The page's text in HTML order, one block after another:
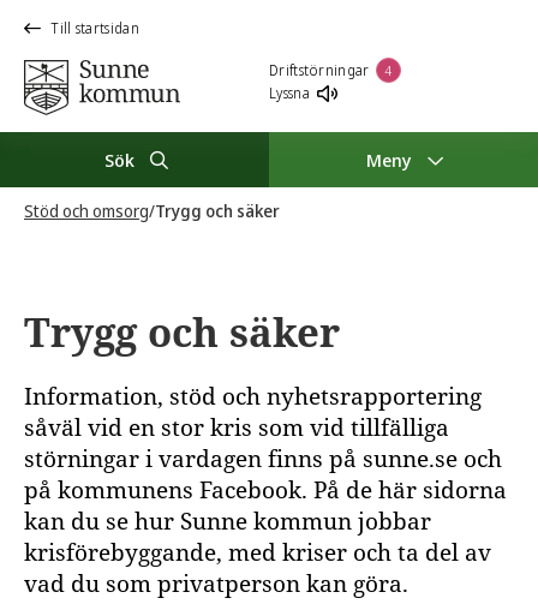
Till startsidan
Driftstörningar 4
Lyssna
Sök Meny
Stöd och omsorg/Trygg och säker
Trygg och säker
Information, stöd och nyhetsrapportering
såväl vid en stor kris som vid tillfälliga
störningar i vardagen finns på sunne.se och
på kommunens Facebook. På de här sidorna
kan du se hur Sunne kommun jobbar
krisförebyggande, med kriser och ta del av
vad du som privatperson kan göra.